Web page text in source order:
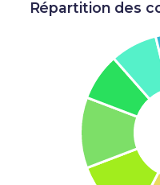
Répartition des